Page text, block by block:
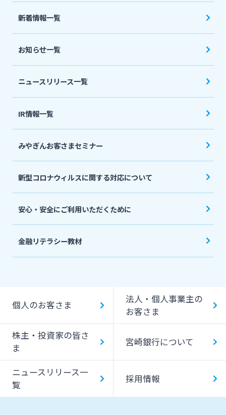
法人・個人事業主のお客さま
宮崎銀行について
ニュースリリース一覧
採用情報
お問い合わせ先一覧
新着情報一覧
お知らせ一覧
ニュースリリース一覧
IR情報一覧
みやぎんお客さまセミナー
新型コロナウィルスに関する対応について
安心・安全にご利用いただくために
金融リテラシー教材
個人のお客さま
法人・個人事業主の
お客さま
株主・投資家の皆さ
ま
宮崎銀行について
ニュースリリース一
覧
採用情報